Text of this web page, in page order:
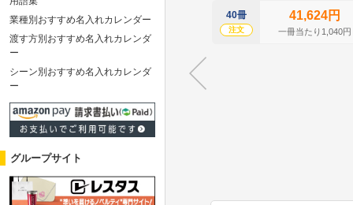
40冊
注文
41,624円
一冊当たり1,040円
業種別おすすめ名入れカレンダー
渡す方別おすすめ名入れカレンダ
ー
シーン別おすすめ名入れカレンダ
ー
グループサイト